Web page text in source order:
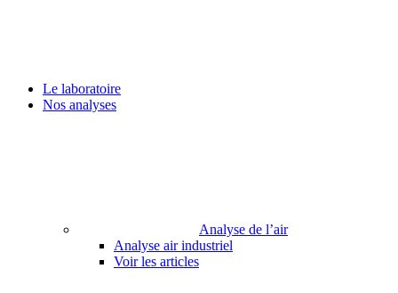
Le laboratoire
Nos analyses
Analyse de l’air
Analyse air industriel
Voir les articles